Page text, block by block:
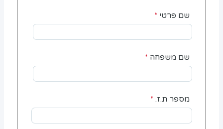
שם פרטי
שם משפחה
מספר ת.ז.